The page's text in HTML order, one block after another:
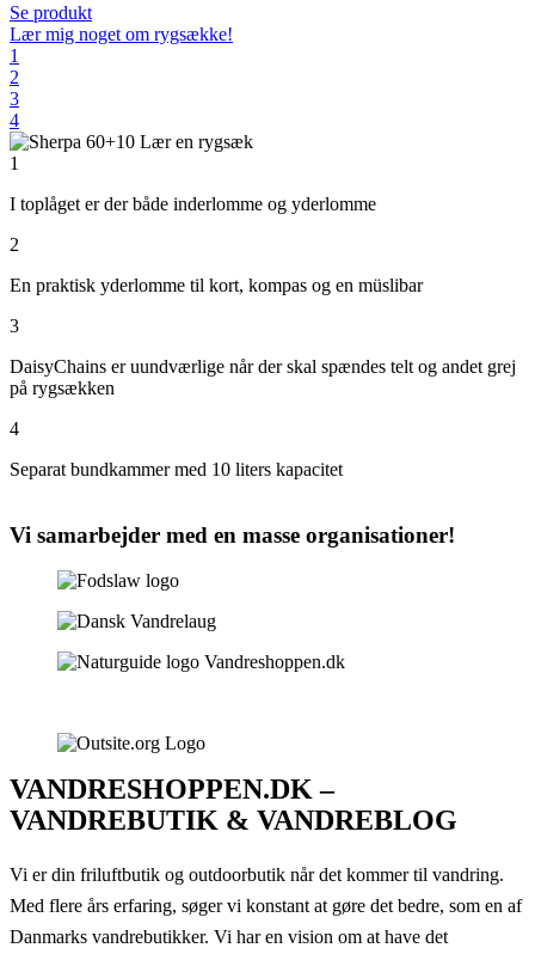
Se produkt
Lær mig noget om rygsække!
1
2
3
4
1
I toplåget er der både inderlomme og yderlomme
2
En praktisk yderlomme til kort, kompas og en müslibar
3
DaisyChains er uundværlige når der skal spændes telt og andet grej
på rygsækken
4
Separat bundkammer med 10 liters kapacitet
Vi samarbejder med en masse organisationer!
VANDRESHOPPEN.DK –
VANDREBUTIK & VANDREBLOG
Vi er din friluftbutik og outdoorbutik når det kommer til vandring.
Med flere års erfaring, søger vi konstant at gøre det bedre, som en af
Danmarks vandrebutikker. Vi har en vision om at have det